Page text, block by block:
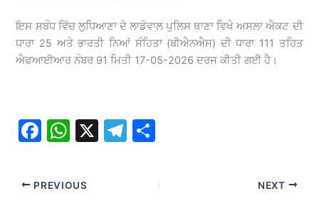
ਇਸ ਸਬੰਧ ਵਿੱਚ ਲੁਧਿਆਣਾ ਦੇ ਲਾਡੋਵਾਲ ਪੁਲਿਸ ਥਾਣਾ ਵਿਖੇ ਅਸਲਾ ਐਕਟ ਦੀ
ਧਾਰਾ 25 ਅਤੇ ਭਾਰਤੀ ਨਿਆਂ ਸੰਹਿਤਾ (ਬੀਐਨਐਸ) ਦੀ ਧਾਰਾ 111 ਤਹਿਤ
ਐਫਆਈਆਰ ਨੰਬਰ 91 ਮਿਤੀ 17-05-2026 ਦਰਜ ਕੀਤੀ ਗਈ ਹੈ।
F
c
e
W
at
s
X
T
ar
e
PREVIOUS NEXT